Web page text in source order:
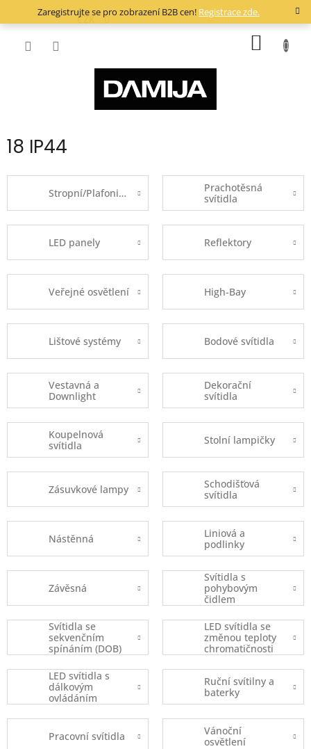
Zaregistrujte se pro zobrazení B2B cen! Registrace zde.
CZK
18 IP44
Stropní/Plafoniery
Prachotěsná
svítidla
LED panely Reflektory
Veřejné osvětlení High-Bay
Lištové systémy Bodové svítidla
Vestavná a
Downlight
Dekorační
svítidla
Koupelnová
svítidla
Stolní lampičky
Zásuvkové lampy
Schodišťová
svítidla
Nástěnná
Liniová a
podlinky
Závěsná
Svítidla s
pohybovým
čidlem
Svítidla se
sekvenčním
spínáním (DOB)
LED svítidla se
změnou teploty
chromatičnosti
LED svítidla s
dálkovým
ovládáním
Ruční svítilny a
baterky
Pracovní svítidla
Vánoční
osvětlení